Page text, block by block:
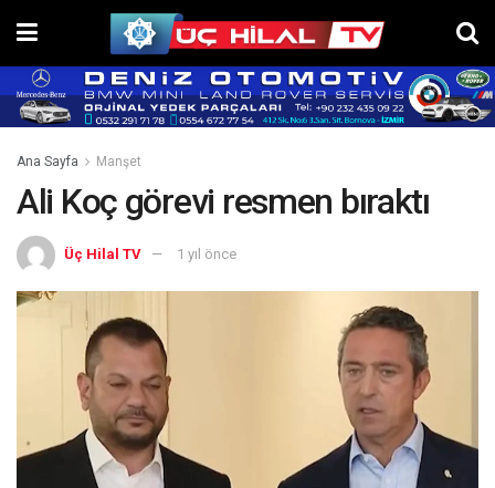
Ana Sayfa Manşet
Ali Koç görevi resmen bıraktı
Üç Hilal TV 1 yıl önce